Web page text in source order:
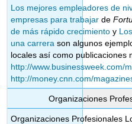
Los mejores empleadores de
empresas para trabajar de
de más rápido crecimiento y
una carrera son algunos
locales así como publicaciones
http://www.businessweek.com/
http://money.cnn.com/
Organizaciones
Organizaciones Profesionales